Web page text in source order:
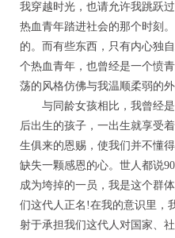
我穿越时光，也请允许我跳跃
热血青年踏进社会的那个时刻
的。而有些东西，只有内心独
个热血青年，也曾经是一个愤
荡的风格仿佛与我温顺柔弱的外
与同龄女孩相比，我曾经是
后出生的孩子，一出生就享受
生俱来的恩赐，使我们并不懂
缺失一颗感恩的心。世人都说
成为垮掉的一员，我是这个群
们这代人正名!在我的意识里，
射于承担我们这代人对国家、